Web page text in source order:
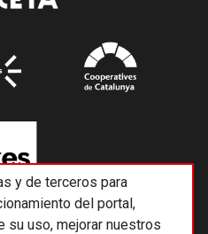
y de terceros para
del portal,
su uso, mejorar nuestros